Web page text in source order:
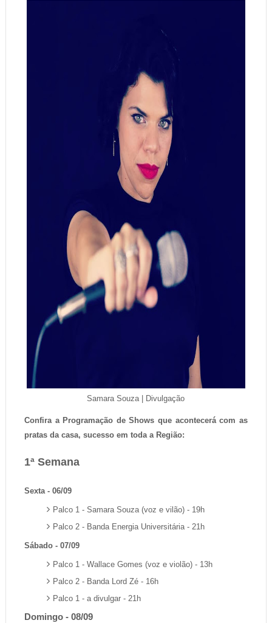
Samara Souza | Divulgação
Confira a Programação de Shows que acontecerá com as
pratas da casa, sucesso em toda a Região:
1ª Semana
Sexta - 06/09
Palco 1 - Samara Souza (voz e vilão) - 19h
Palco 2 - Banda Energia Universitária - 21h
Sábado - 07/09
Palco 1 - Wallace Gomes (voz e violão) - 13h
Palco 2 - Banda Lord Zé - 16h
Palco 1 - a divulgar - 21h
Domingo - 08/09